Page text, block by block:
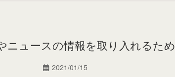
ニュースの情報を取り入れるた
2021/01/15